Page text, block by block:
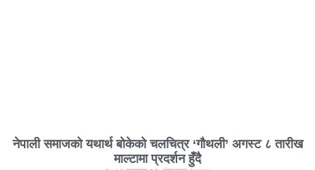
नेपाली समाजको यथार्थ बोकेको चलचित्र ‘गौथली’ अगस्ट ८ तारीख
माल्टामा प्रदर्शन हुँदै